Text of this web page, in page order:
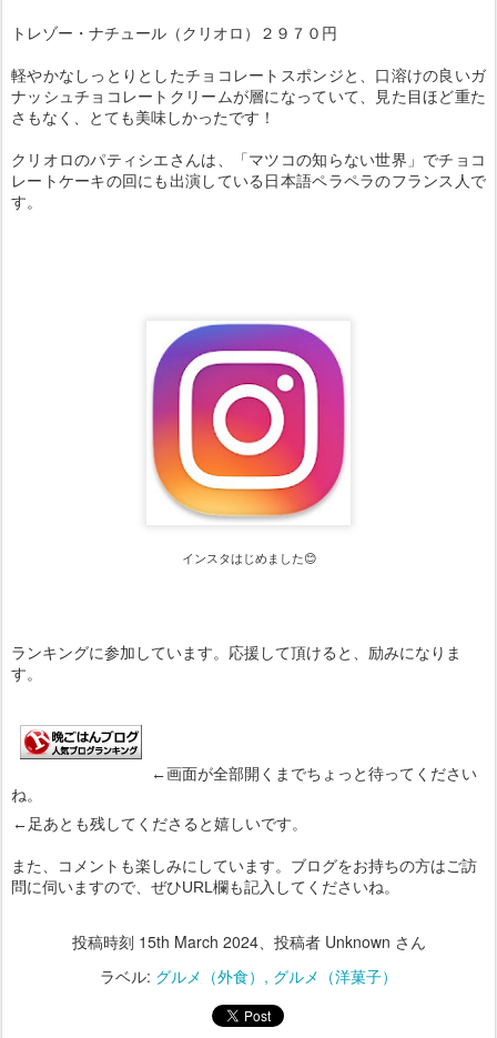
トレゾー・ナチュール（クリオロ）２９７０円
軽やかなしっとりとしたチョコレートスポンジと、口溶けの良いガ
ナッシュチョコレートクリームが層になっていて、見た目ほど重た
さもなく、とても美味しかったです！
クリオロのパティシエさんは、「マツコの知らない世界」でチョコ
レートケーキの回にも出演している日本語ペラペラのフランス人で
す。
インスタはじめました😊
ランキングに参加しています。応援して頂けると、励みになりま
す。
←画面が全部開くまでちょっと待ってください
ね。
←足あとも残してくださると嬉しいです。
また、コメントも楽しみにしています。ブログをお持ちの方はご訪
問に伺いますので、ぜひURL欄も記入してくださいね。
投稿時刻 15th March 2024、投稿者 Unknown さん
ラベル: グルメ（外食） グルメ（洋菓子）